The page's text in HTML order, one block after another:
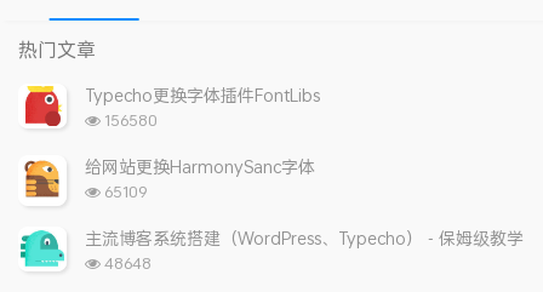
热
门
文
章
论
热门文章
Typecho更换字体插件FontLibs
浏
次
数:
156580
给网站更换HarmonySanc字体
浏
次
数:
65109
主流博客系统搭建（WordPress、Typecho） - 保姆级教学
浏
48648